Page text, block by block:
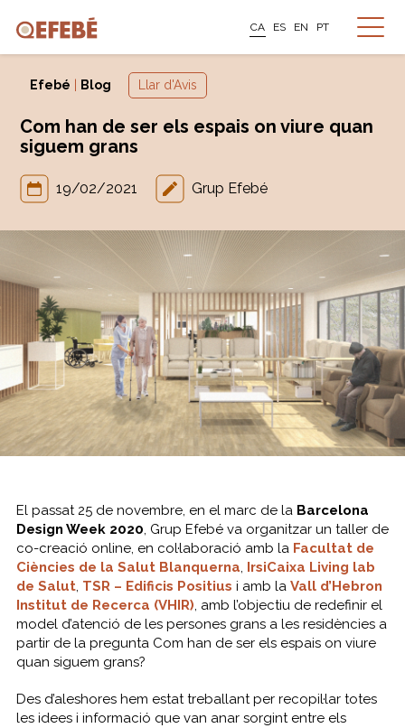
CA ES EN PT
Efebé Blog Llar d'Avis
Com han de ser els espais on viure quan
siguem grans
19/02/2021 Grup Efebé
El passat 25 de novembre, en el marc de la Barcelona
Design Week 2020, Grup Efebé va organitzar un taller de
co-creació online, en col·laboració amb la Facultat de
Ciències de la Salut Blanquerna, IrsiCaixa Living lab
de Salut, TSR – Edificis Positius i amb la Vall d’Hebron
Institut de Recerca (VHIR), amb l’objectiu de redefinir el
model d’atenció de les persones grans a les residències a
partir de la pregunta Com han de ser els espais on viure
quan siguem grans?
Des d’aleshores hem estat treballant per recopil·lar totes
les idees i informació que van anar sorgint entre els